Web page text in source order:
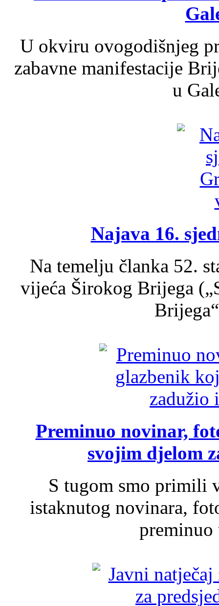
U okviru ovogodišnjeg
zabavne manifestacije
u
Najava 16.
Na temelju članka 52.
vijeća Širokog Brijega
Preminuo novinar,
svojim djelom
S tugom smo primili
istaknutog novinara,